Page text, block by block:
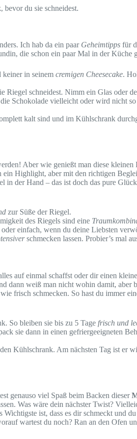
du sie schneidest.
Ich hab da ein paar Geheimtipps für
die schon ein paar Mal in der Küche
in seinem cremigen Cheesecake.
Riegel schneidest. Nimm ein Glas oder
Schokolade vielleicht oder wird nicht
kalt sind und im Kühlschrank
Aber wie genießt man diese
ein Highlight, aber mit den richtigen
der Hand – das ist doch das pure
zur Süße der Riegel.
des Riegels sind eine
einfach, wenn du deine Liebsten
schmecken lassen. Probier’s mal
auf einmal schaffst oder dir einen
weiß man nicht wohin damit, aber
frisch schmecken. So hast du immer
So bleiben sie bis zu 5 Tage frisch und
sie dann in einen gefriergeeigneten
Kühlschrank. Am nächsten Tag ist er
genauso viel Spaß beim Backen dieser
Was wäre dein nächster Twist?
ist, dass es dir schmeckt und
wartest du noch? Ran an den Ofen